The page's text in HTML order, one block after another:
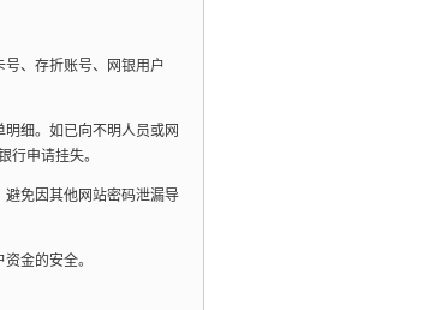
、存折账号、网银用户
细。如已向不明人员或网
行申请挂失。
免因其他网站密码泄漏导
金的安全。